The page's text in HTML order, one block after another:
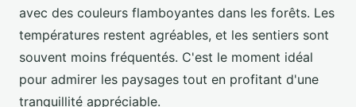
avec des couleurs flamboyantes dans les forêts. Les
températures restent agréables, et les sentiers sont
souvent moins fréquentés. C'est le moment idéal
pour admirer les paysages tout en profitant d'une
tranquillité appréciable.